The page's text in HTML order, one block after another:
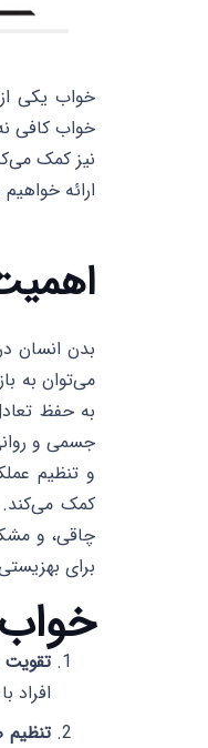
خواب یکی
خواب کافی
نیز کمک
ارائه خواهیم
بدن انسان
می‌توان به
به حفظ
جسمی و
و تنظیم
کمک می‌کند.
چاقی، و
برای
افراد
تنظیم